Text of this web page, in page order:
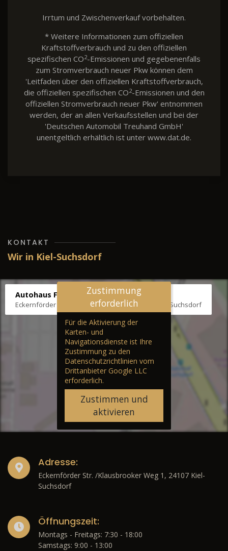
Irrtum und Zwischenverkauf vorbehalten.
* Weitere Informationen zum offiziellen
Kraftstoffverbrauch und zu den offiziellen
spezifischen CO2-Emissionen und gegebenenfalls
zum Stromverbrauch neuer Pkw können dem
'Leitfaden über den offiziellen Kraftstoffverbrauch,
die offiziellen spezifischen CO2-Emissionen und den
offiziellen Stromverbrauch neuer Pkw' entnommen
werden, der an allen Verkaufsstellen und bei der
'Deutschen Automobil Treuhand GmbH'
unentgeltlich erhältlich ist unter www.dat.de.
KONTAKT
Wir in Kiel-Suchsdorf
Autohaus Fräter
Eckernförder Str. /Klausbrooker Weg 1, 24107 Kiel-Suchsdorf
Zustimmung
erforderlich
Für die Aktivierung der
Karten- und
Navigationsdienste ist Ihre
Zustimmung zu den
Datenschutzrichtlinien vom
Drittanbieter Google LLC
erforderlich.
Zustimmen und
aktivieren
Adresse:
Eckernförder Str. /Klausbrooker Weg 1, 24107 Kiel-
Suchsdorf
Öffnungszeit:
Montags - Freitags: 7:30 - 18:00
Samstags: 9:00 - 13:00